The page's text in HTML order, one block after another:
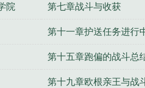
国 日本护卫舰队司令 现任南
银河舰队司令 历任南海舰队司令
司令员 舰队司令员相当于地方
血帆舰队司令 美国大西洋舰队司
院 第七章战斗与收获
第十一章护送任务进行
第十五章跑偏的战斗总
第十九章欧根亲王与战